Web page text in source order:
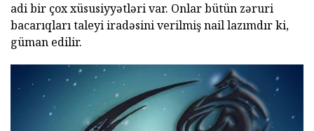
adi bir çox xüsusiyyətləri var. Onlar bütün zəruri
bacarıqları taleyi iradəsini verilmiş nail lazımdır ki,
güman edilir.